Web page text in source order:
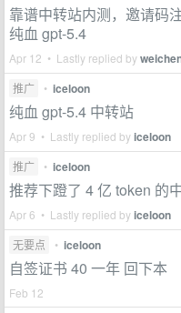
靠谱中转站内测，邀请码
纯血 gpt-5.4
Apr 12 • Lastly replied by
推广 • iceloon
纯血 gpt-5.4 中转站
Apr 9 • Lastly replied byiceloon
推广 • iceloon
推荐下蹬了 4 亿 token 的
Apr 6 • Lastly replied byiceloon
无要点 • iceloon
自签证书 40 一年 回下本
Feb 12